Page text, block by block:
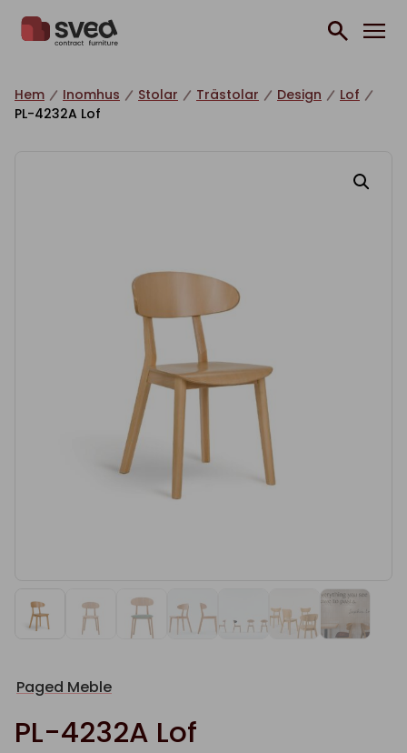
Hem Inomhus Stolar Trästolar Design
Lof
PL-4232A Lof
Paged Meble
PL-4232A Lof